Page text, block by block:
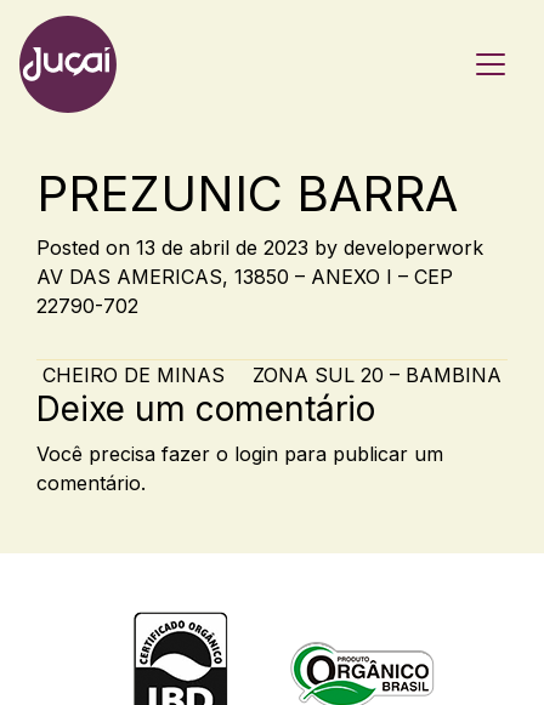
Main Navigation
PREZUNIC BARRA
Posted on 13 de abril de 2023 by developerwork
AV DAS AMERICAS, 13850 – ANEXO I – CEP
22790-702
Post navigation
CHEIRO DE MINAS ZONA SUL 20 – BAMBINA
Deixe um comentário
Você precisa fazer o login para publicar um
comentário.